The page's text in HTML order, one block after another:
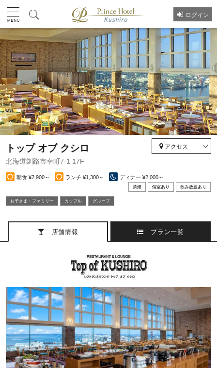
ログイン
トップ オブ クシロ
北海道釧路市幸町7-1 17F
アクセス
朝食 ¥2,900～ ランチ ¥1,300～ ディナー ¥2,000～
禁煙 個室あり 飲み放題あり
お⼦さま・ファミリー カップル グループ
店舗情報 プラン一覧